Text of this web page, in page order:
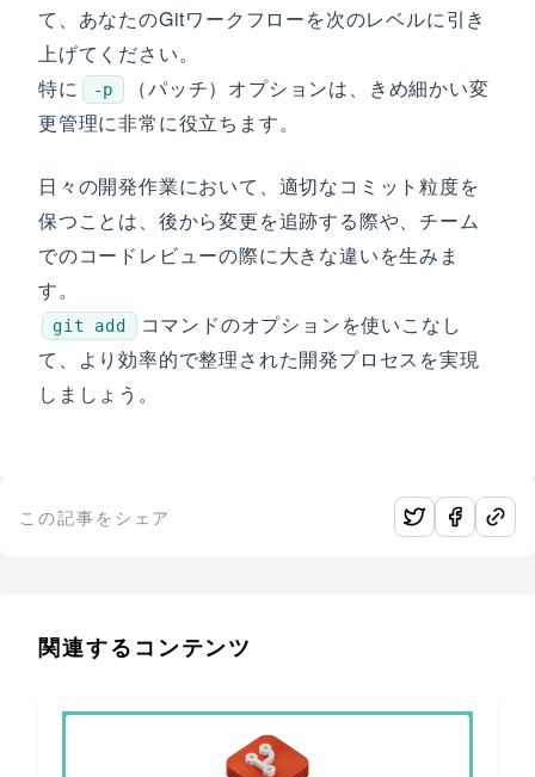
て、あなたのGitワークフローを次のレベルに引き
上げてください。
特に
-p
（パッチ）オプションは、きめ細かい変
更管理に非常に役立ちます。
日々の開発作業において、適切なコミット粒度を
保つことは、後から変更を追跡する際や、チーム
でのコードレビューの際に大きな違いを生みま
す。
git add
コマンドのオプションを使いこなし
て、より効率的で整理された開発プロセスを実現
しましょう。
この記事をシェア
関連するコンテンツ